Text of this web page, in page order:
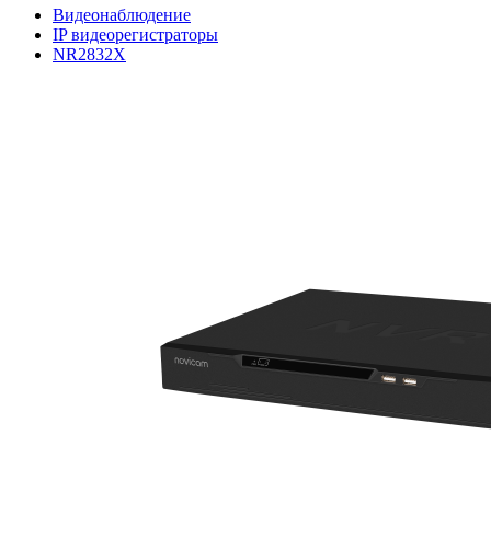
Видеонаблюдение
IP видеорегистраторы
NR2832X